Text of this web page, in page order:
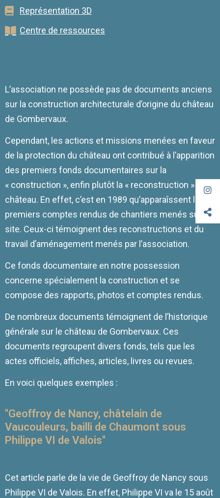
Représentation 3D
Centre de ressources
L’association ne possède pas de documents anciens
sur la construction architecturale d’origine du château
de Gombervaux.
Cependant, les actions et missions menées en faveur
de la protection du château ont contribué à l’apparition
des premiers fonds documentaires sur la
« construction », enfin plutôt la « reconstruction » du
château. En effet, c’est en 1989 qu’apparaîssent les
premiers comptes rendus de chantiers menés sur le
site. Ceux-ci témoignent des reconstructions et du
travail d’aménagement menés par l’association.
Ce fonds documentaire en notre possession
concerne spécialement la construction et se
compose des rapports, photos et comptes rendus.
De nombreux documents témoignent de l’historique
générale sur le château de Gombervaux. Ces
documents regroupent divers fonds, tels que les
actes officiels, affiches, articles, livres ou revues.
En voici quelques exemples :
"Geoffroy de Nancy, châtelain de
Vaucouleurs, bailli de Chaumont sous
Philippe VI de Valois"
Cet article parle de la vie de Geoffroy de Nancy sous
Philippe VI de Valois. En effet, Philippe VI va le 15 août